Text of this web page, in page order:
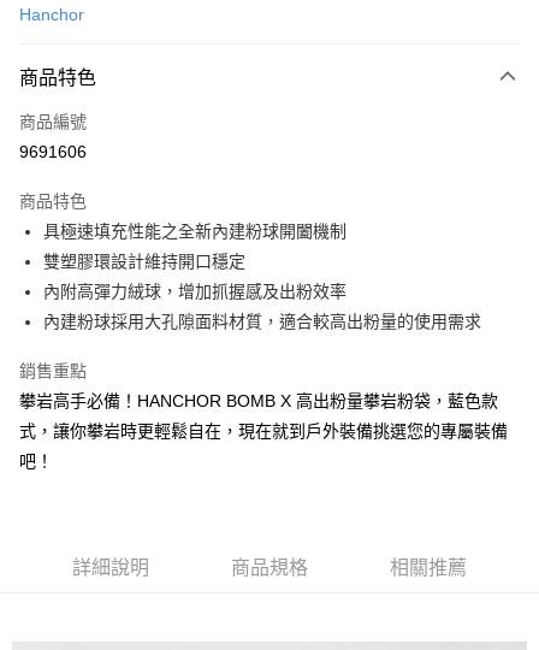
3 期 0 利率 每期
合作金庫商業銀行
上海商業儲蓄銀行
臺灣中小企業銀行
匯豐（台灣）商業銀行
華泰商業銀行
聯邦商業銀行
元大商業銀行
永豐商業銀行
玉山商業銀行
星展（台灣）商業銀行
台灣樂天信用卡公司
超商取貨付款
LINE Pay
Apple Pay
ATM付款
運送方式
每筆NT$60，滿NT$490(含以上)免運費
付款後全家取貨
每筆NT$60，滿NT$490(含以上)免運費
付款後7-11取貨
Hanchor
商品特色
商品編號
9691606
商品特色
具極速填充性能之全新內建粉球開闔機制
雙塑膠環設計維持開口穩定
內附高彈力絨球，增加抓握感及出粉效率
內建粉球採用大孔隙面料材質，適合較高出粉量的使用需求
銷售重點
攀岩高手必備！HANCHOR BOMB X 高出粉量攀岩粉袋，藍色款
式，讓你攀岩時更輕鬆自在，現在就到戶外裝備挑選您的專屬裝備
吧！
詳細說明 商品規格 相關推薦